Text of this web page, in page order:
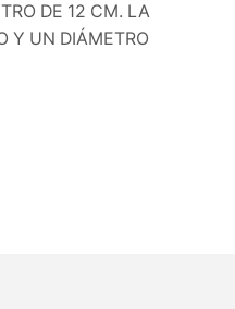
DE 12 CM. LA
Y UN DIÁMETRO